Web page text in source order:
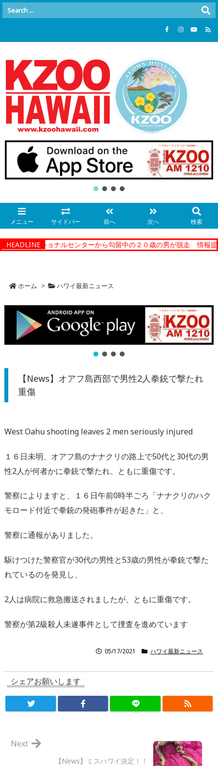
メニュー サイドバー 前へ 次へ 検索
HEADLINE
ーコレクショナルセンターから勾留中の２０歳の男が脱走 情報提供
ホーム > ハワイ最新ニュース
【News】オアフ島西部で男性2人拳銃で撃たれ
重傷
West Oahu shooting leaves 2 men seriously injured
１６日未明、オアフ島のナナクリの路上で50代と30代の男
性2人が何者かに拳銃で撃たれ、ともに重傷です。
警察によりますと、１６日午前0時半ごろ「ナナクリのハク
モロード付近で拳銃の発砲事件が起きた」と、
警察に通報がありました。
駆けつけた警察官が30代の男性と53歳の男性が拳銃で撃た
れているのを発見し、
2人は病院に救急搬送されましたが、ともに重傷です。
警察が第2級殺人未遂事件として捜査を進めています
05/17/2021 ハワイ最新ニュース
シェアお願いします
【News】ミスハワイ決定！！
Next